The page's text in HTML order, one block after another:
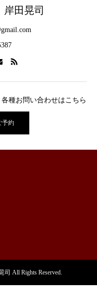
田晃司
種お問い合わせはこちら
約
All Rights Reserved.